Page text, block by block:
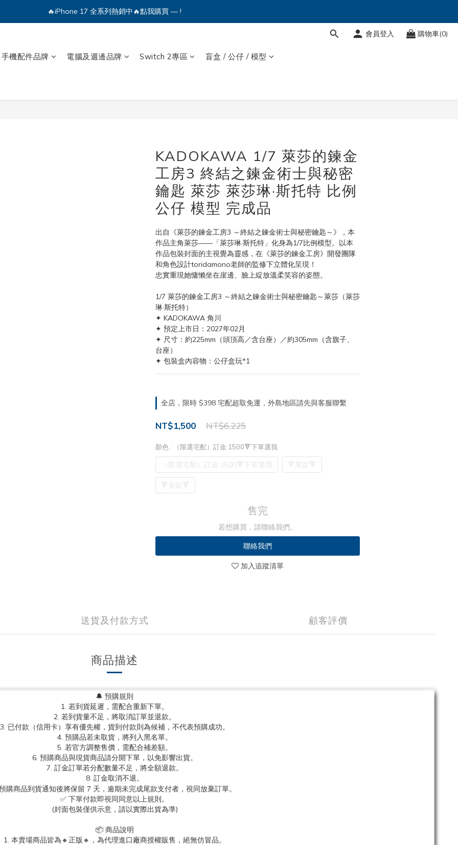
🔥iPhone 17 全系列熱銷中🔥點我購買 — !
🔥iPhone 17 全系列熱銷中🔥點我購買 — !
🔥iPhone 17 全系列熱銷中🔥點我購買 — !
會員登入 購物車(0)
手機配件品牌 電腦及週邊品牌 Switch 2專區 盲盒 / 公仔 / 模型
KADOKAWA 1/7 萊莎的鍊金
工房3 終結之鍊金術士與秘密
鑰匙 萊莎 萊莎琳·斯托特 比例
公仔 模型 完成品
出自《萊莎的鍊金工房3 ～終結之鍊金術士與秘密鑰匙～》，本
作品主角萊莎——「萊莎琳·斯托特」化身為1/7比例模型。以本
作品包裝封面的主視覺為靈感，在《萊莎的鍊金工房》開發團隊
和角色設計toridamono老師的監修下立體化呈現！
忠實重現她慵懶坐在崖邊、臉上綻放溫柔笑容的姿態。
1/7 萊莎的鍊金工房3 ～終結之鍊金術士與秘密鑰匙～萊莎（萊莎
琳·斯托特）
✦ KADOKAWA 角川
✦ 預定上市日：2027年02月
✦ 尺寸：約225mm（頭頂高／含台座）／約305mm（含旗子、
台座）
✦ 包裝盒內容物：公仔盒玩*1
全店，限時 $398 宅配超取免運，外島地區請先與客服聯繫
NT$6,225
NT$1,500
顏色 : （限選宅配）訂金 1500🔻下單選我
（限選宅配）訂金 1500🔻下單選我 🔻尾款🔻
🔻全款🔻
售完
若想購買，請聯絡我們。
聯絡我們
加入追蹤清單
送貨及付款方式 顧客評價
商品描述
🔔 預購規則
1. 若到貨延遲，需配合重新下單。
2. 若到貨量不足，將取消訂單並退款。
3. 已付款（信用卡）享有優先權，貨到付款則為候補，不代表預購成功。
4. 預購品若未取貨，將列入黑名單。
5. 若官方調整售價，需配合補差額。
6. 預購商品與現貨商品請分開下單，以免影響出貨。
7. 訂金訂單若分配數量不足，將全額退款。
8. 訂金取消不退。
購商品到貨通知後將保留 7 天，逾期未完成尾款支付者，視同放棄訂單。
✅ 下單付款即視同同意以上規則。
(封面包裝僅供示意，請以實際出貨為準)
📦 商品說明
1. 本賣場商品皆為🔸正版🔸，為代理進口廠商授權販售，絕無仿冒品。